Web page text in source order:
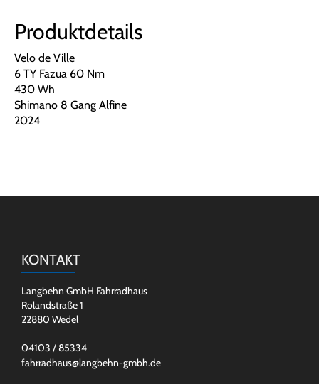
Produktdetails
Velo de Ville
6 TY Fazua 60 Nm
430 Wh
Shimano 8 Gang Alfine
2024
KONTAKT
Langbehn GmbH Fahrradhaus
Rolandstraße 1
22880 Wedel
04103 / 85334
fahrradhaus@langbehn-gmbh.de